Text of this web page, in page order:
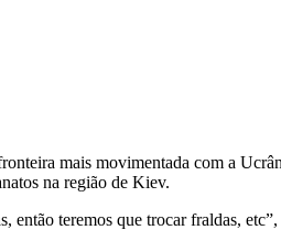
mais movimentada com a
na região de Kiev.
então teremos que trocar fraldas, etc”,